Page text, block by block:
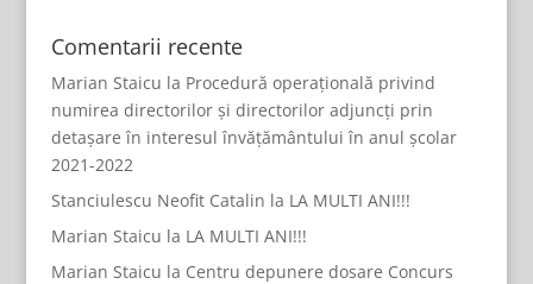
Comentarii recente
Marian Staicu la Procedură operațională privind
numirea directorilor și directorilor adjuncți prin
detașare în interesul învățământului în anul școlar
2021-2022
Stanciulescu Neofit Catalin la LA MULTI ANI!!!
Marian Staicu la LA MULTI ANI!!!
Marian Staicu la Centru depunere dosare Concurs